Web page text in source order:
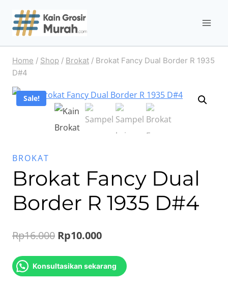
Home / Shop / Brokat / Brokat Fancy Dual Border R 1935
D#4
Sale!
BROKAT
Brokat Fancy Dual
Border R 1935 D#4
Rp16.000 Original
price
was:
Rp10.000Current
price
is:
Konsultasikan sekarang